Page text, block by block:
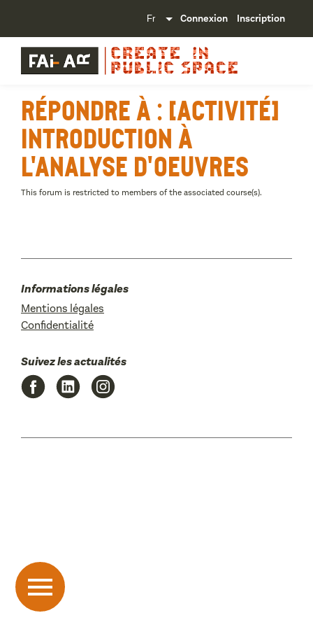
Connexion Inscription
Répondre à : [Activité]
Introduction à
l'analyse d'oeuvres
This forum is restricted to members of the associated course(s).
Informations légales
Mentions légales
Confidentialité
Suivez les actualités